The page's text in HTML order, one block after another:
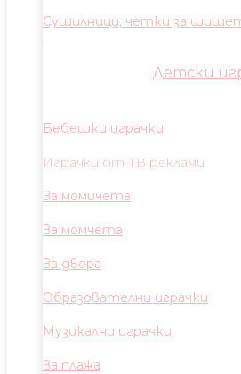
Сушилници, четки за
Детски
Бебешки играчки
Играчки от ТВ реклами
За момичета
За момчета
За двора
Образователни играчки
Музикални играчки
За плажа